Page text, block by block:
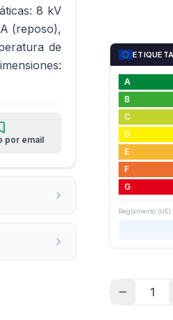
8 kV
(reposo),
de
por email
A
B
C
D
E
F
G
Reglamento (UE)
1